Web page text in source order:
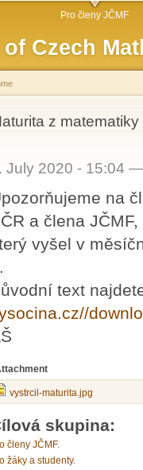
Czech
Pro členy JČMF
are here
z
July 2020 - 15:04
na
a člena JČMF,
vyšel v
text
vystrcil-maturita.jpg
skupina:
členy JČMF.
žáky a studenty.